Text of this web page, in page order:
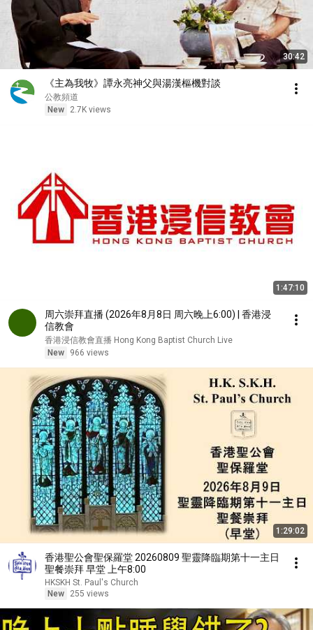
30:42
《主為我牧》譚永亮神父與湯漢樞機對談
公教頻道
New
2.7K views
1:47:10
周六崇拜直播 (2026年8月8日 周六晚上6:00) | 香港浸
信教會
香港浸信教會直播 Hong Kong Baptist Church Live
New
966 views
1:29:02
香港聖公會聖保羅堂 20260809 聖靈降臨期第十一主日
聖餐崇拜 早堂 上午8:00
HKSKH St. Paul's Church
New
255 views